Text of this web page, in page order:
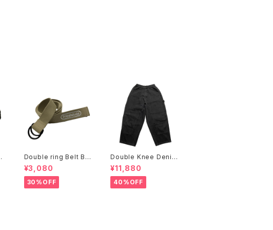
Double ring Belt Bei
ge
¥3,080
30%OFF
Double Knee Denim
Painter Pants Black
¥11,880
40%OFF